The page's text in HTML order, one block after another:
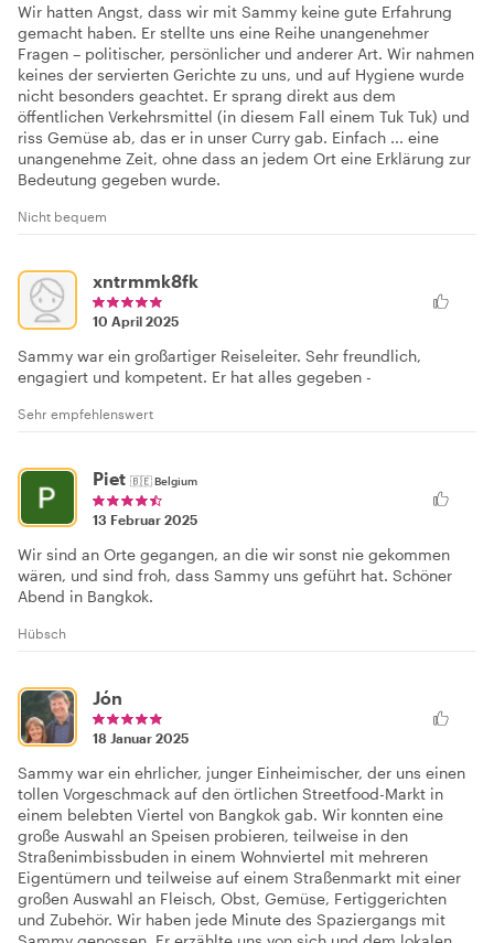
Wir hatten Angst, dass wir mit Sammy keine gute Erfahrung
gemacht haben. Er stellte uns eine Reihe unangenehmer
Fragen – politischer, persönlicher und anderer Art. Wir nahmen
keines der servierten Gerichte zu uns, und auf Hygiene wurde
nicht besonders geachtet. Er sprang direkt aus dem
öffentlichen Verkehrsmittel (in diesem Fall einem Tuk Tuk) und
riss Gemüse ab, das er in unser Curry gab. Einfach ... eine
unangenehme Zeit, ohne dass an jedem Ort eine Erklärung zur
Bedeutung gegeben wurde.
Nicht bequem
xntrmmk8fk
10 April 2025
Sammy war ein großartiger Reiseleiter. Sehr freundlich,
engagiert und kompetent. Er hat alles gegeben -
Sehr empfehlenswert
Piet 🇧🇪Belgium
13 Februar 2025
Wir sind an Orte gegangen, an die wir sonst nie gekommen
wären, und sind froh, dass Sammy uns geführt hat. Schöner
Abend in Bangkok.
Hübsch
Jón
18 Januar 2025
Sammy war ein ehrlicher, junger Einheimischer, der uns einen
tollen Vorgeschmack auf den örtlichen Streetfood-Markt in
einem belebten Viertel von Bangkok gab. Wir konnten eine
große Auswahl an Speisen probieren, teilweise in den
Straßenimbissbuden in einem Wohnviertel mit mehreren
Eigentümern und teilweise auf einem Straßenmarkt mit einer
großen Auswahl an Fleisch, Obst, Gemüse, Fertiggerichten
und Zubehör. Wir haben jede Minute des Spaziergangs mit